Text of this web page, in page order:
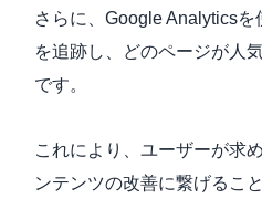
さらに、Google Analytics
を追跡し、どのページが人
です。
これにより、ユーザーが求
ンテンツの改善に繋げるこ